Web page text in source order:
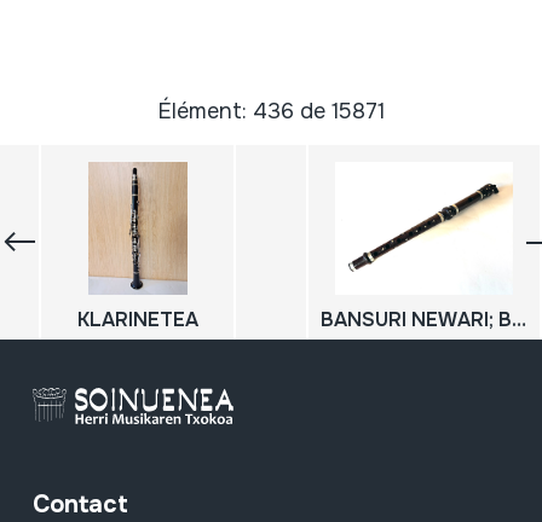
Élément: 436 de 15871
KLARINETEA BANSURI NEWARI; BANSURI
Contact